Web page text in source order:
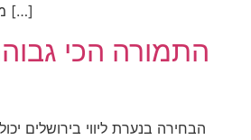
מהם פתחו עסקים קטנים […]
התמורה הכי
הבחירה בנערת ליווי בירושלים